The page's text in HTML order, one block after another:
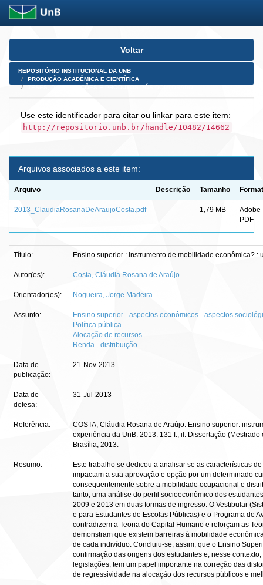
Skip
Voltar
REPOSITÓRIO INSTITUCIONAL DA UNB
PRODUÇÃO ACADÊMICA E CIENTÍFICA
Use este identificador para citar ou linkar para este item:
http://repositorio.unb.br/handle/10482/14662
Arquivos associados a este item:
Arquivo Descrição Tamanho
2013_ClaudiaRosanaDeAraujoCosta.pdf 1,79 MB
Adobe
PDF
Título: Ensino superior : instrumento de mobilidade econômica? :
Autor(es): Costa, Cláudia Rosana de Araújo
Orientador(es): Nogueira, Jorge Madeira
Assunto:
Ensino superior - aspectos econômicos - aspectos
Política pública
Alocação de recursos
Renda - distribuição
Data de
publicação:
21-Nov-2013
Data de
defesa:
31-Jul-2013
Referência:
COSTA, Cláudia Rosana de Araújo. Ensino superior:
experiência da UnB. 2013. 131 f., il. Dissertação
Brasília, 2013.
Resumo:
Este trabalho se dedicou a analisar se as características
impactam a sua aprovação e opção por um determinado
consequentemente sobre a mobilidade ocupacional e
tanto, uma análise do perfil socioeconômico dos
2009 e 2013 em duas formas de ingresso: O Vestibular
e para Estudantes de Escolas Públicas) e o Programa de
contradizem a Teoria do Capital Humano e reforçam as
demonstram que existem barreiras à mobilidade
de cada indivíduo. Concluiu-se, assim, que o Ensino
confirmação das origens dos estudantes e, nesse
legislações, tem um papel importante na correção das
de regressividade na alocação dos recursos públicos e